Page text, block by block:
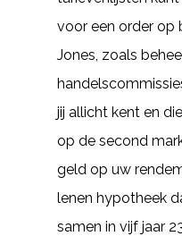
voor een order op
Jones, zoals
jij allicht kent en
op de second
geld op uw
lenen hypotheek
samen in vijf jaar